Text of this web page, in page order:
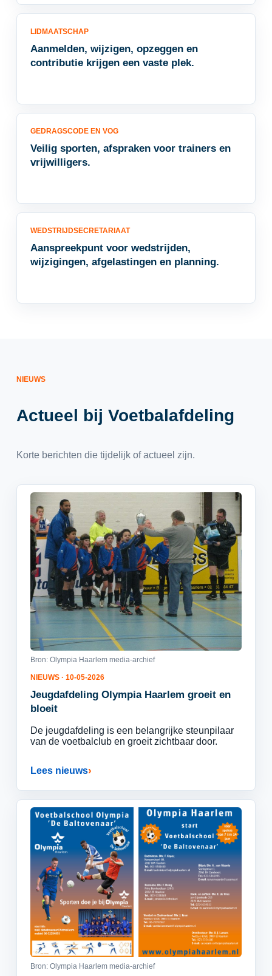
LIDMAATSCHAP
Aanmelden, wijzigen, opzeggen en
contributie krijgen een vaste plek.
GEDRAGSCODE EN VOG
Veilig sporten, afspraken voor trainers en
vrijwilligers.
WEDSTRIJDSECRETARIAAT
Aanspreekpunt voor wedstrijden,
wijzigingen, afgelastingen en planning.
NIEUWS
Actueel bij Voetbalafdeling
Korte berichten die tijdelijk of actueel zijn.
Bron: Olympia Haarlem media-archief
NIEUWS · 10-05-2026
Jeugdafdeling Olympia Haarlem groeit en
bloeit
De jeugdafdeling is een belangrijke steunpilaar
van de voetbalclub en groeit zichtbaar door.
Lees nieuws
Bron: Olympia Haarlem media-archief